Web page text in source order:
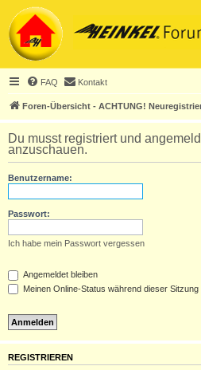
FAQ Kontakt
Foren-Übersicht - ACHTUNG!
Du musst registriert und
anzuschauen.
Benutzername:
Passwort:
Ich habe mein Passwort vergessen
Angemeldet bleiben
Meinen Online-Status während dieser
REGISTRIEREN